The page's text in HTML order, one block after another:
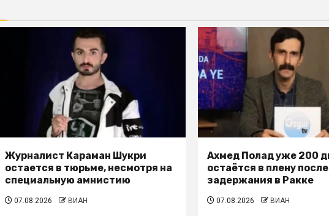
Журналист Караман Шукри
остается в тюрьме, несмотря на
специальную амнистию
07.08.2026 ВИАН
Ахмед Полад уже 200
остаётся в плену после
задержания в Ракке
07.08.2026 ВИАН